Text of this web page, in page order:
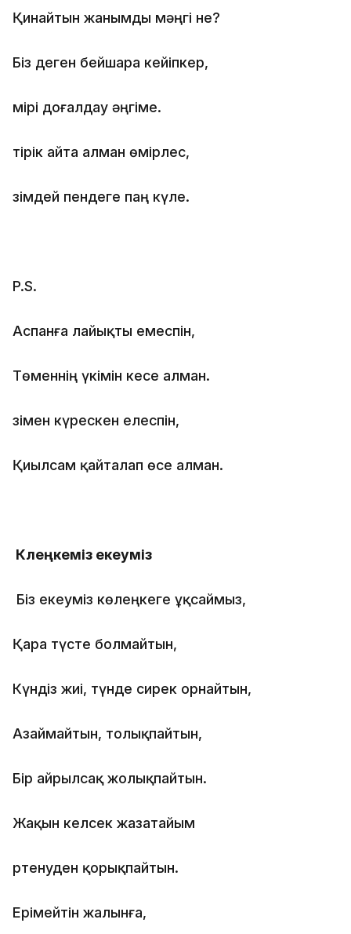
Қинайтын жанымды мәңгі не?
Біз деген бейшара кейіпкер,
Өмірі доғалдау әңгіме.
Өтірік айта алман өмірлес,
Өзімдей пендеге паң күле.
P.S.
Аспанға лайықты емеспін,
Төменнің үкімін кесе алман.
Өзімен күрескен елеспін,
Қиылсам қайталап өсе алман.
Көлеңкеміз екеуміз
Біз екеуміз көлеңкеге ұқсаймыз,
Қара түсте болмайтын,
Күндіз жиі, түнде сирек орнайтын,
Азаймайтын, толықпайтын,
Бір айрылсақ жолықпайтын.
Жақын келсек жазатайым
Өртенуден қорықпайтын.
Ерімейтін жалынға,